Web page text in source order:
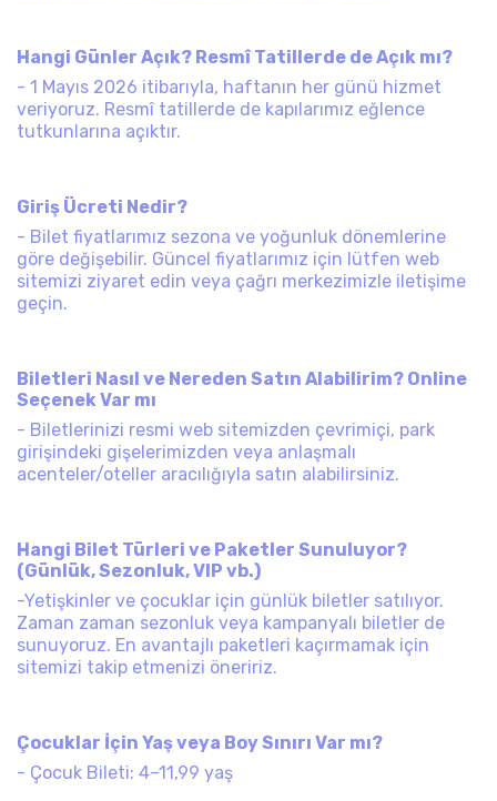
Hangi Günler Açık? Resmî Tatillerde de Açık mı?
- 1 Mayıs 2026 itibarıyla, haftanın her günü hizmet
veriyoruz. Resmî tatillerde de kapılarımız eğlence
tutkunlarına açıktır.
Giriş Ücreti Nedir? ​
- Bilet fiyatlarımız sezona ve yoğunluk dönemlerine
göre değişebilir. Güncel fiyatlarımız için lütfen web
sitemizi ziyaret edin veya çağrı merkezimizle iletişime
geçin.
Biletleri Nasıl ve Nereden Satın Alabilirim? Online
Seçenek Var mı
- Biletlerinizi resmi web sitemizden çevrimiçi, park
girişindeki gişelerimizden veya anlaşmalı
acenteler/oteller aracılığıyla satın alabilirsiniz.
Hangi Bilet Türleri ve Paketler Sunuluyor?
(Günlük, Sezonluk, VIP vb.)
-Yetişkinler ve çocuklar için günlük biletler satılıyor.
Zaman zaman sezonluk veya kampanyalı biletler de
sunuyoruz. En avantajlı paketleri kaçırmamak için
sitemizi takip etmenizi öneririz.
Çocuklar İçin Yaş veya Boy Sınırı Var mı?
- Çocuk Bileti: 4–11,99 yaş